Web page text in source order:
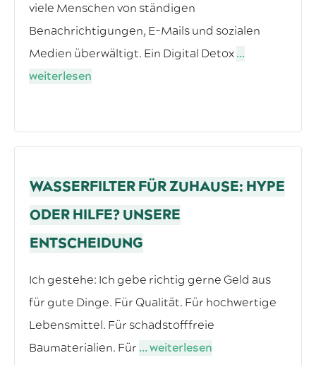
viele Menschen von ständigen
Benachrichtigungen, E-Mails und sozialen
Medien überwältigt. Ein Digital Detox...
weiterlesen
WASSERFILTER FÜR ZUHAUSE: HYPE
ODER HILFE? UNSERE
ENTSCHEIDUNG
Ich gestehe: Ich gebe richtig gerne Geld aus
für gute Dinge. Für Qualität. Für hochwertige
Lebensmittel. Für schadstofffreie
Baumaterialien. Für ... weiterlesen